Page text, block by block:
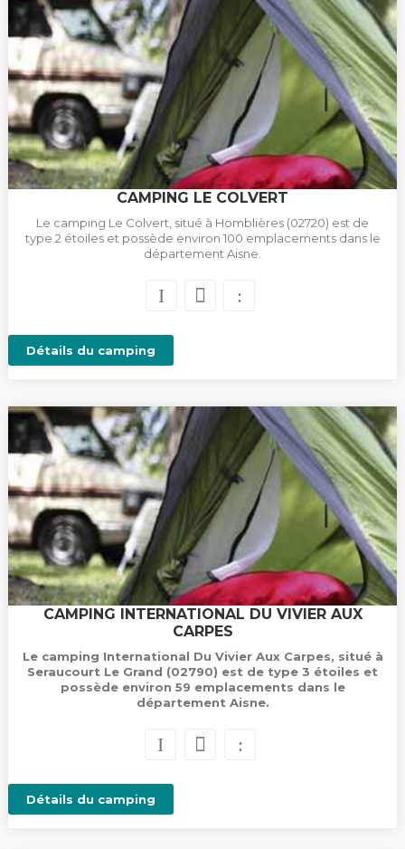
CAMPING LE COLVERT
Le camping Le Colvert, situé à Homblières (02720) est de
type 2 étoiles et possède environ 100 emplacements dans le
département Aisne.
Détails du camping
CAMPING INTERNATIONAL DU VIVIER AUX
CARPES
Le camping International Du Vivier Aux Carpes, situé à
Seraucourt Le Grand (02790) est de type 3 étoiles et
possède environ 59 emplacements dans le
département Aisne.
Détails du camping